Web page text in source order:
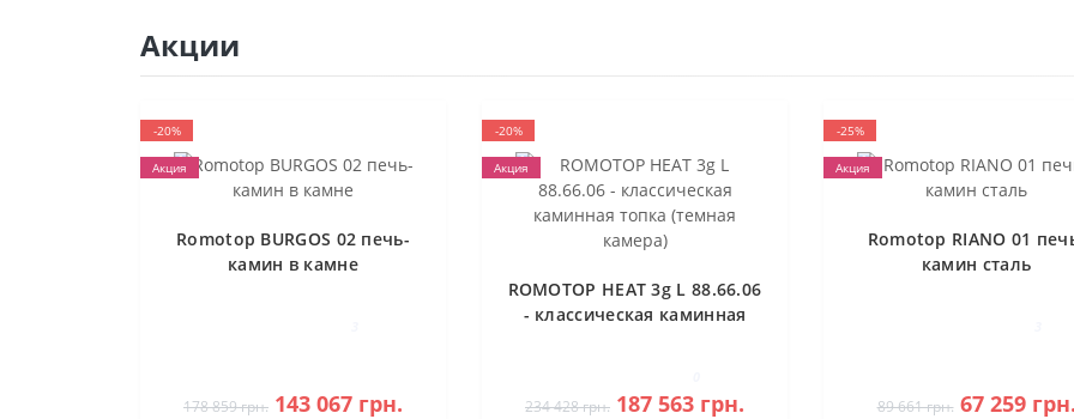
Акции
-20%
Акция
Romotop BURGOS 02 печь-
камин в камне
178 859 грн. 143 067 грн.
-20%
Акция
ROMOTOP HEAT 3g L 88.66.06
- классическая каминная
234 428 грн. 187 563 грн.
-25%
Акция
Romotop RIANO 01
камин сталь
89 661 грн. 67 259 грн.